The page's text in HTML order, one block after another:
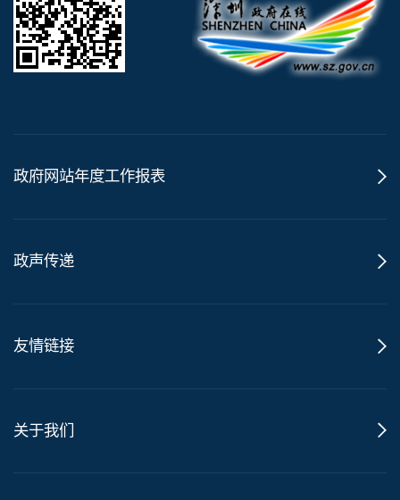
政府网站年度工作报表
政声传递
友情链接
关于我们